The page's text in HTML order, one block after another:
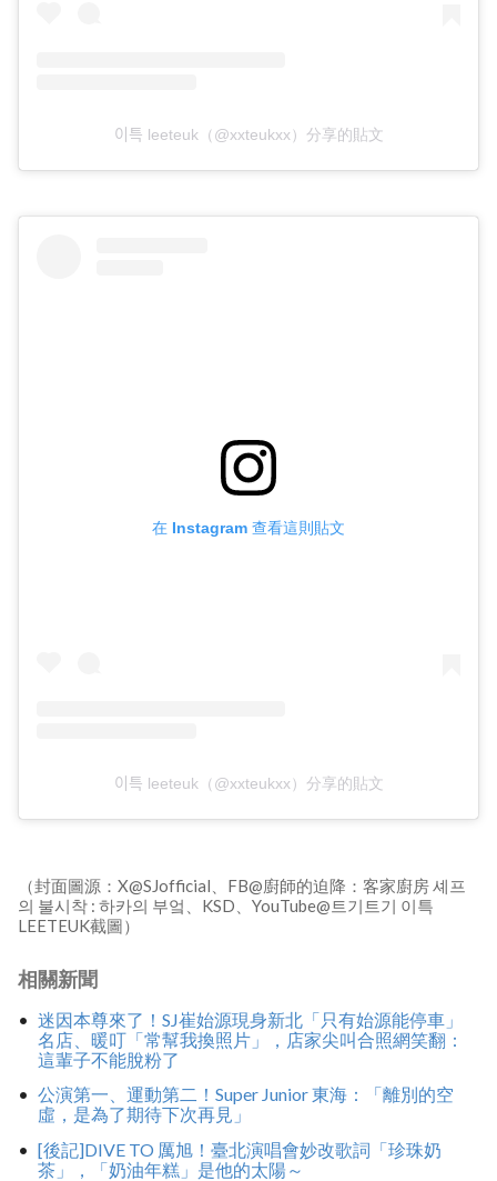
이특 leeteuk（@xxteukxx）分享的貼文
在 Instagram 查看這則貼文
이특 leeteuk（@xxteukxx）分享的貼文
（封面圖源：X@SJofficial、FB@廚師的迫降：客家廚房 셰프
의 불시착 : 하카의 부엌、KSD、YouTube@트기트기 이특
LEETEUK截圖）
相關新聞
迷因本尊來了！SJ崔始源現身新北「只有始源能停車」
名店、暖叮「常幫我換照片」，店家尖叫合照網笑翻：
這輩子不能脫粉了
公演第一、運動第二！Super Junior 東海：「離別的空
虛，是為了期待下次再見」
[後記]DIVE TO 厲旭！臺北演唱會妙改歌詞「珍珠奶
茶」，「奶油年糕」是他的太陽～